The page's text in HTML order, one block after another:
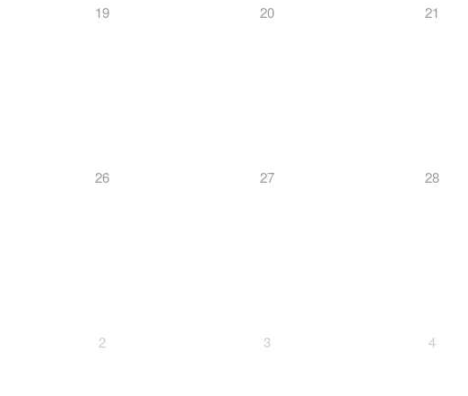
19 20 21
26 27 28
2 3 4